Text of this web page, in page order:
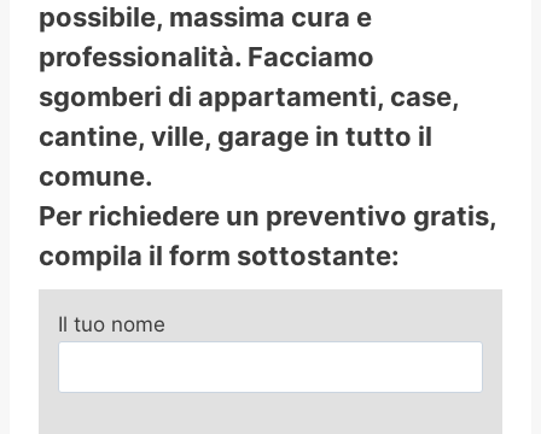
possibile, massima cura e
professionalità. Facciamo
sgomberi di appartamenti, case,
cantine, ville, garage in tutto il
comune.
Per richiedere un preventivo gratis,
compila il form sottostante:
Il tuo nome